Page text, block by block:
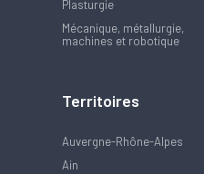
Plasturgie
Mécanique, métallurgie,
machines et robotique
Territoires
Auvergne-Rhône-Alpes
Ain